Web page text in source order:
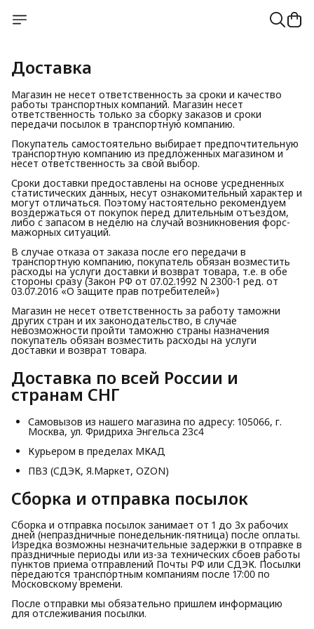
Доставка
Магазин не несет ответственность за сроки и качество
работы транспортных компаний. Магазин несет
ответственность только за сборку заказов и сроки
передачи посылок в транспортную компанию.
Покупатель самостоятельно выбирает предпочтительную
транспортную компанию из предложенных магазином и
несет ответственность за свой выбор.
Сроки доставки предоставлены на основе усредненных
статистических данных, несут ознакомительный характер и
могут отличаться. Поэтому настоятельно рекомендуем
воздержаться от покупок перед длительным отъездом,
либо с запасом в неделю на случай возникновения форс-
мажорных ситуаций.
В случае отказа от заказа после его передачи в
транспортную компанию, покупатель обязан возместить
расходы на услуги доставки и возврат товара, т.е. в обе
стороны сразу (Закон РФ от 07.02.1992 N 2300-1 ред. от
03.07.2016 «О защите прав потребителей»)
Магазин не несет ответственность за работу таможни
других стран и их законодательство, в случае
невозможности пройти таможню страны назначения
покупатель обязан возместить расходы на услуги
доставки и возврат товара.
Доставка по всей России и
странам СНГ
Самовызов из нашего магазина по адресу: 105066, г.
Москва, ул. Фридриха Энгельса 23с4
Курьером в пределах МКАД
ПВЗ (СДЭК, Я.Маркет, OZON)
Сборка и отправка посылок
Сборка и отправка посылок занимает от 1 до 3х рабочих
дней (непраздничные понедельник-пятница) после оплаты.
Изредка возможны незначительные задержки в отправке в
праздничные периоды или из-за технических сбоев работы
пунктов приема отправлений Почты РФ или СДЭК. Посылки
передаются транспортным компаниям после 17:00 по
Московскому времени.
После отправки мы обязательно пришлем информацию
для отслеживания посылки.